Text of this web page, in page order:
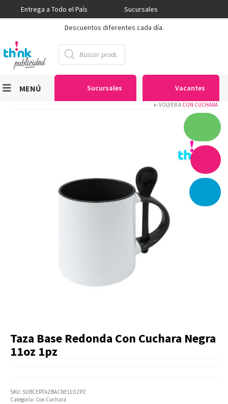
Entrega a Todo el País
Sucursales
Descuentos diferentes cada día.
Búsqueda
de
productos
Sucursales Vacantes
MENÚ
Gran Formato
Textiles
Equipos
Artículos Varios
Catálogos
Facturación
VOLVER A CON CUCHARA
Taza Base Redonda Con Cuchara Negra
11oz 1pz
SKU: SUBCERTAZBACNE11OZPZ
Categoría: Con Cuchara